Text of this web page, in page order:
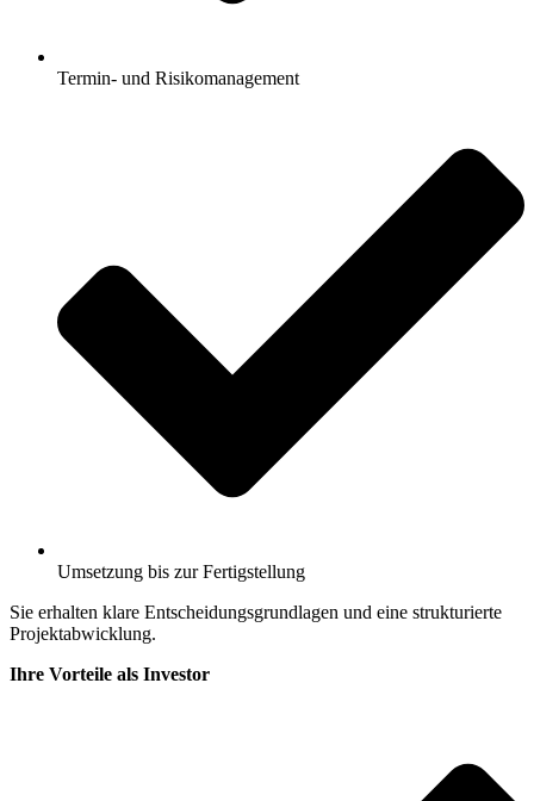
Termin- und Risikomanagement
Umsetzung bis zur Fertigstellung
Sie erhalten klare Entscheidungsgrundlagen und eine strukturierte
Projektabwicklung.
Ihre Vorteile als Investor